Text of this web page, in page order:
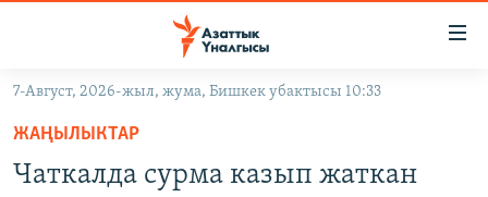
Навигацияга
өтүңүз
Издөөгө
салыңыз
7-Август, 2026-жыл, жума, Бишкек убактысы 10:33
ЖАҢЫЛЫКТАР
Чаткалда сурма казып жаткан